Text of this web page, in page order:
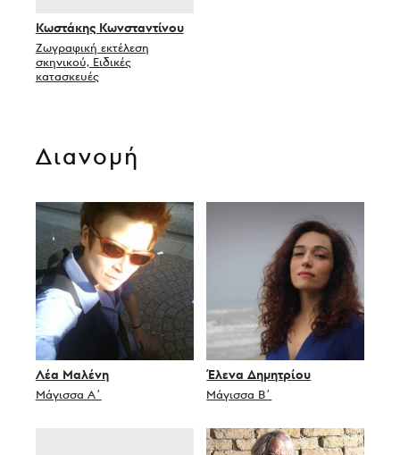
Κωστάκης Κωνσταντίνου
Ζωγραφική εκτέλεση
σκηνικού, Ειδικές
κατασκευές
Διανομή
Λέα Μαλένη
Μάγισσα Α΄
Έλενα Δημητρίου
Μάγισσα Β΄